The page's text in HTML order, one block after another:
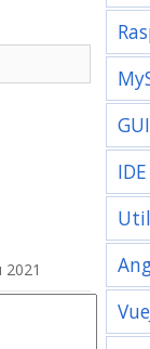
GUI
IDE